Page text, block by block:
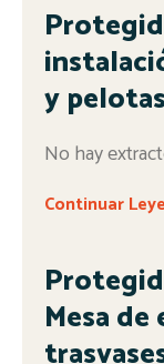
y
No hay
Continuar
Mesa